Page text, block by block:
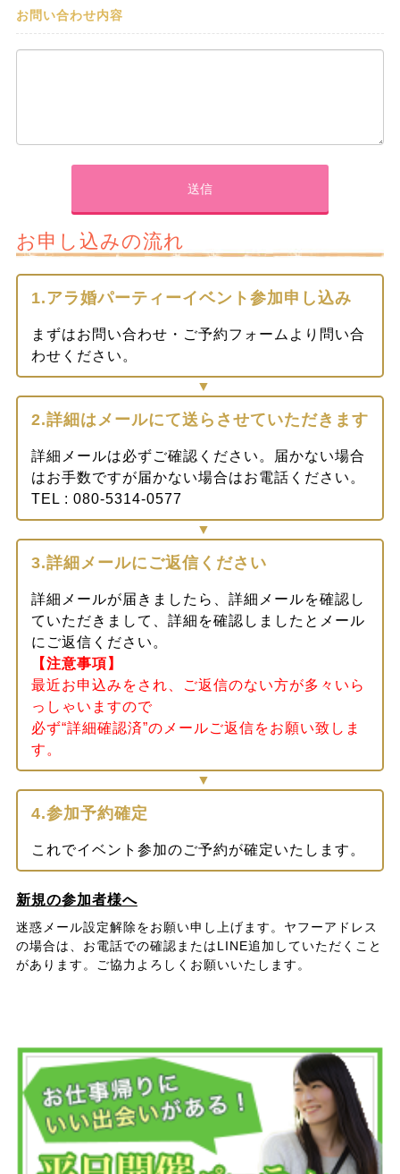
お問い合わせ内容
お申し込みの流れ
1.アラ婚パーティーイベント参加申し込み
まずはお問い合わせ・ご予約フォームより問い合
わせください。
2.詳細はメールにて送らさせていただきます
詳細メールは必ずご確認ください。届かない場合
はお手数ですが届かない場合はお電話ください。
TEL : 080-5314-0577
3.詳細メールにご返信ください
詳細メールが届きましたら、詳細メールを確認し
ていただきまして、詳細を確認しましたとメール
にご返信ください。
【注意事項】
最近お申込みをされ、ご返信のない方が多々いら
っしゃいますので
必ず“詳細確認済”のメールご返信をお願い致しま
す。
4.参加予約確定
これでイベント参加のご予約が確定いたします。
新規の参加者様へ
迷惑メール設定解除をお願い申し上げます。ヤフーアドレス
の場合は、お電話での確認またはLINE追加していただくこと
があります。ご協力よろしくお願いいたします。